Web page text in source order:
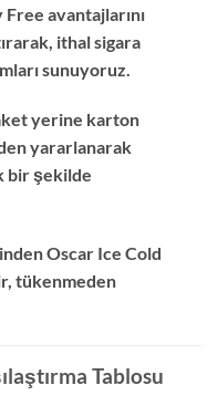
avantajlarını
ithal sigara
sunuyoruz.
yerine karton
yararlanarak
bir şekilde
Oscar Ice Cold
tükenmeden
Tablosu